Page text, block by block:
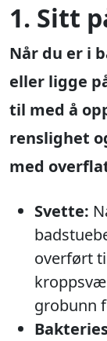
1. Sitt
Når du er i
eller ligge
til med å
renslighet
med
Svette:
overført
grobunn